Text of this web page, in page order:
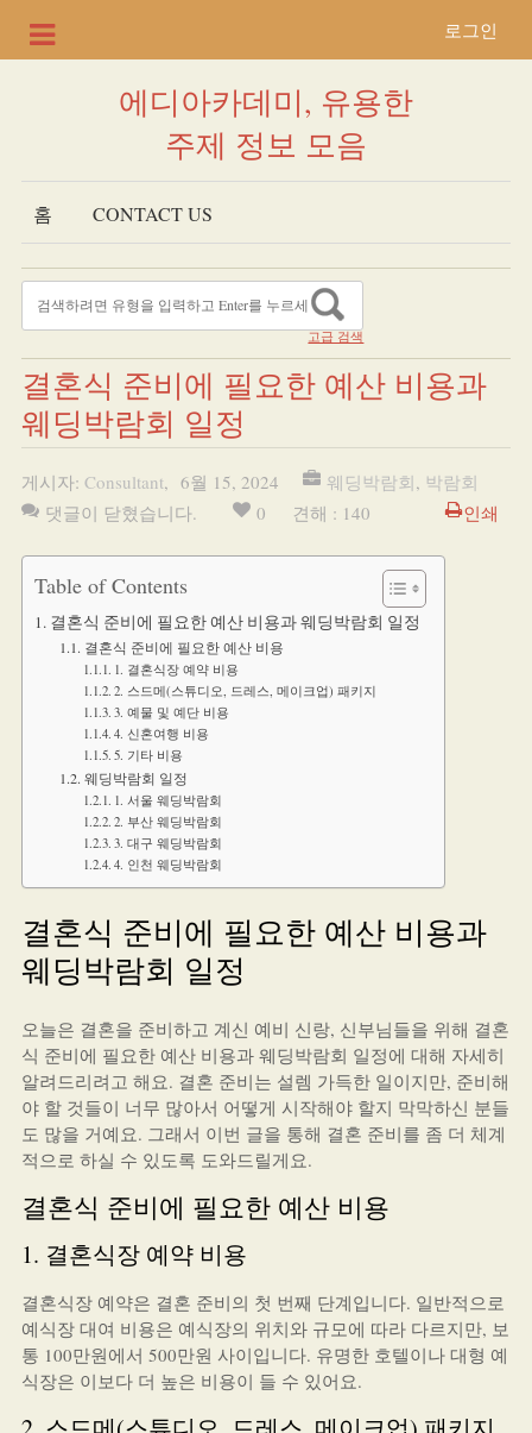
로그인
에디아카데미, 유용한
주제 정보 모음
홈 CONTACT US
고급 검색
결혼식 준비에 필요한 예산 비용과
웨딩박람회 일정
게시자: Consultant, 6월 15, 2024 웨딩박람회, 박람회
댓글이 닫혔습니다.
0 견해 : 140 인쇄
Table of Contents
결혼식 준비에 필요한 예산 비용과 웨딩박람회 일정
결혼식 준비에 필요한 예산 비용
1. 결혼식장 예약 비용
2. 스드메(스튜디오, 드레스, 메이크업) 패키지
3. 예물 및 예단 비용
4. 신혼여행 비용
5. 기타 비용
웨딩박람회 일정
1. 서울 웨딩박람회
2. 부산 웨딩박람회
3. 대구 웨딩박람회
4. 인천 웨딩박람회
결혼식 준비에 필요한 예산 비용과
웨딩박람회 일정
오늘은 결혼을 준비하고 계신 예비 신랑, 신부님들을 위해 결혼
식 준비에 필요한 예산 비용과 웨딩박람회 일정에 대해 자세히
알려드리려고 해요. 결혼 준비는 설렘 가득한 일이지만, 준비해
야 할 것들이 너무 많아서 어떻게 시작해야 할지 막막하신 분들
도 많을 거예요. 그래서 이번 글을 통해 결혼 준비를 좀 더 체계
적으로 하실 수 있도록 도와드릴게요.
결혼식 준비에 필요한 예산 비용
1. 결혼식장 예약 비용
결혼식장 예약은 결혼 준비의 첫 번째 단계입니다. 일반적으로
예식장 대여 비용은 예식장의 위치와 규모에 따라 다르지만, 보
통 100만원에서 500만원 사이입니다. 유명한 호텔이나 대형 예
식장은 이보다 더 높은 비용이 들 수 있어요.